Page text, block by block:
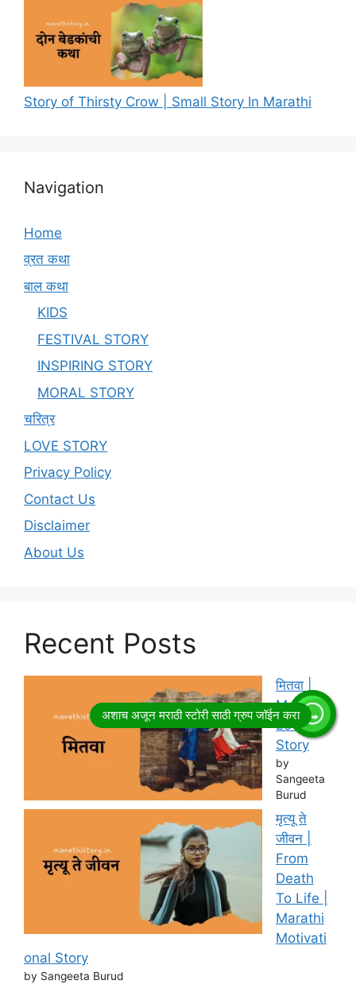
Story of Thirsty Crow | Small Story In Marathi
Navigation
Home
व्रत कथा
बाल कथा
KIDS
FESTIVAL STORY
INSPIRING STORY
MORAL STORY
चरित्र
LOVE STORY
Privacy Policy
Contact Us
Disclaimer
About Us
Recent Posts
मितवा |
Marathi
Love
Story
by
Sangeeta
Burud
मृत्यू ते
जीवन |
From
Death
To Life |
Marathi
Motivati
onal Story
by Sangeeta Burud